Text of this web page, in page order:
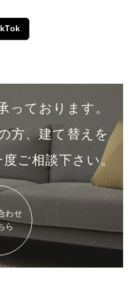
っております。
方、建て替えを
度ご相談下さい。
わせ
ら